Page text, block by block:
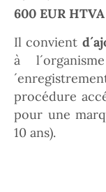
600 EUR
Il convient
à
procédure
pour une
10 ans).